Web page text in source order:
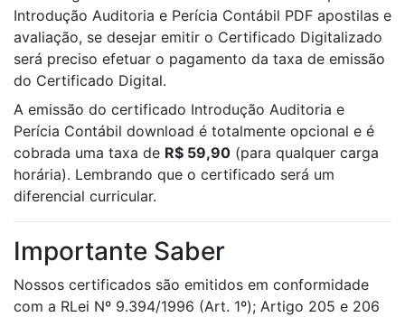
Introdução Auditoria e Perícia Contábil PDF apostilas e
avaliação, se desejar emitir o Certificado Digitalizado
será preciso efetuar o pagamento da taxa de emissão
do Certificado Digital.
A emissão do certificado Introdução Auditoria e
Perícia Contábil download é totalmente opcional e é
cobrada uma taxa de R$ 59,90 (para qualquer carga
horária). Lembrando que o certificado será um
diferencial curricular.
Importante Saber
Nossos certificados são emitidos em conformidade
com a RLei Nº 9.394/1996 (Art. 1º); Artigo 205 e 206